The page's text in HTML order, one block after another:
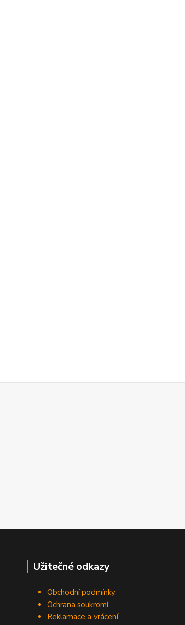
Užitečné odkazy
Obchodní podmínky
Ochrana soukromí
Reklamace a vrácení